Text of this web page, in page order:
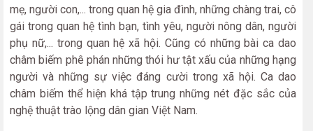
mẹ, người con,... trong quan hệ gia đình, những chàng trai, cô
gái trong quan hệ tình bạn, tình yêu, người nông dân, người
phụ nữ,... trong quan hệ xã hội. Cũng có những bài ca dao
châm biếm phê phán những thói hư tật xấu của những hạng
người và những sự việc đáng cười trong xã hội. Ca dao
châm biếm thể hiện khá tập trung những nét đặc sắc của
nghệ thuật trào lộng dân gian Việt Nam.